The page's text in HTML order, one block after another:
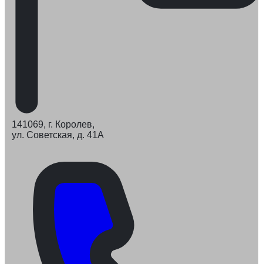
141069, г. Королев,
ул. Советская, д. 41А